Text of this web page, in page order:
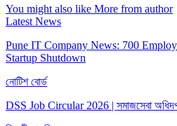
You might also like More from author
Latest News
Pune IT Company News: 700
Startup Shutdown
নোটিশ বোর্ড
DSS Job Circular 2026 | সমাজসেবা